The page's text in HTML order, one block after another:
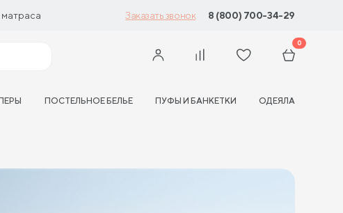
Заказать звонок 8 (800) 700-34-29
0
ПОСТЕЛЬНОЕ БЕЛЬЕ ПУФЫ И БАНКЕТКИ ОДЕЯЛА